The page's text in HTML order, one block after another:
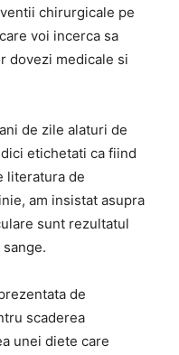
chirurgicale pe
voi incerca sa
dovezi medicale si
de zile alaturi de
etichetati ca fiind
literatura de
am insistat asupra
sunt rezultatul
de
scaderea
unei diete care